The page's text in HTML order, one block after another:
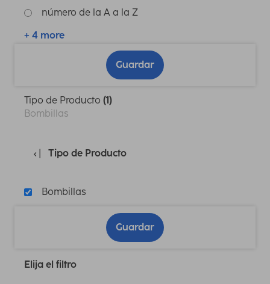
número de la A a la Z
+ 4 more
Guardar
Tipo de Producto (1)
Bombillas
Tipo de Producto
Bombillas
Guardar
Elija el filtro